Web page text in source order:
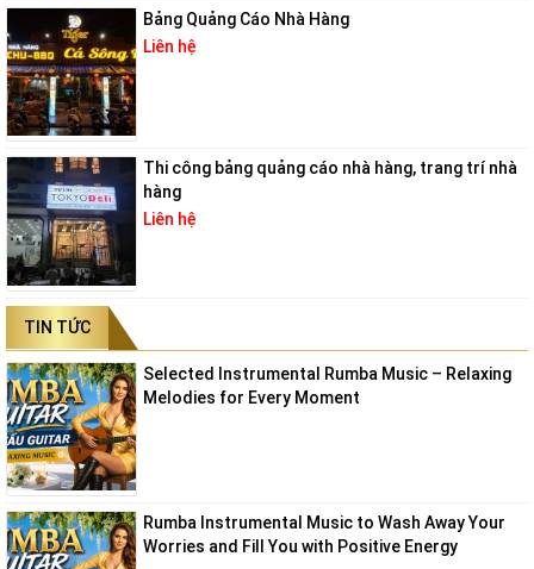
Bảng Quảng Cáo Nhà Hàng
Liên hệ
Thi công bảng quảng cáo nhà hàng, trang trí nhà
hàng
Liên hệ
TIN TỨC
Selected Instrumental Rumba Music – Relaxing
Melodies for Every Moment
Rumba Instrumental Music to Wash Away Your
Worries and Fill You with Positive Energy